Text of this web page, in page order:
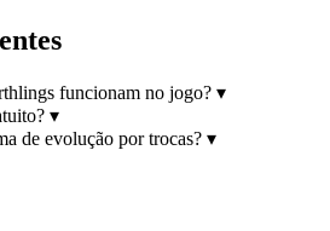
funcionam no jogo? ▾
▾
de evolução por trocas? ▾